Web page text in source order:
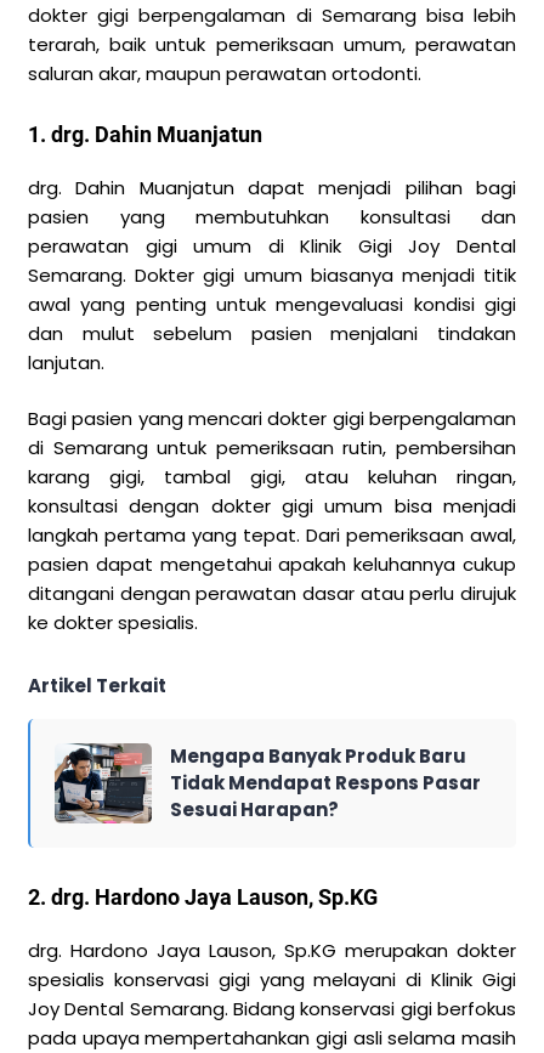
dokter gigi berpengalaman di Semarang bisa lebih
terarah, baik untuk pemeriksaan umum, perawatan
saluran akar, maupun perawatan ortodonti.
1. drg. Dahin Muanjatun
drg. Dahin Muanjatun dapat menjadi pilihan bagi
pasien yang membutuhkan konsultasi dan
perawatan gigi umum di Klinik Gigi Joy Dental
Semarang. Dokter gigi umum biasanya menjadi titik
awal yang penting untuk mengevaluasi kondisi gigi
dan mulut sebelum pasien menjalani tindakan
lanjutan.
Bagi pasien yang mencari dokter gigi berpengalaman
di Semarang untuk pemeriksaan rutin, pembersihan
karang gigi, tambal gigi, atau keluhan ringan,
konsultasi dengan dokter gigi umum bisa menjadi
langkah pertama yang tepat. Dari pemeriksaan awal,
pasien dapat mengetahui apakah keluhannya cukup
ditangani dengan perawatan dasar atau perlu dirujuk
ke dokter spesialis.
Artikel Terkait
Mengapa Banyak Produk Baru
Tidak Mendapat Respons Pasar
Sesuai Harapan?
2. drg. Hardono Jaya Lauson, Sp.KG
drg. Hardono Jaya Lauson, Sp.KG merupakan dokter
spesialis konservasi gigi yang melayani di Klinik Gigi
Joy Dental Semarang. Bidang konservasi gigi berfokus
pada upaya mempertahankan gigi asli selama masih